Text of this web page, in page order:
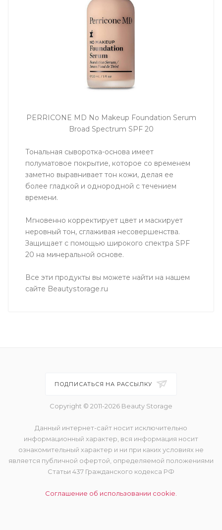
PERRICONE MD No Makeup Foundation Serum
Broad Spectrum SPF 20
Тональная сыворотка-основа имеет
полуматовое покрытие, которое со временем
заметно выравнивает тон кожи, делая ее
более гладкой и однородной с течением
времени.
Мгновенно корректирует цвет и маскирует
неровный тон, сглаживая несовершенства.
Защищает с помощью широкого спектра SPF
20 на минеральной основе.
Все эти продукты вы можете найти на нашем
сайте Beautystorage.ru
ПОДПИСАТЬСЯ НА РАССЫЛКУ
Copyright © 2011-2026 Beauty Storage
Данный интернет-сайт носит исключительно
информационный характер, вся информация носит
ознакомительный характер и ни при каких условиях не
является публичной офертой, определяемой положениями
Статьи 437 Гражданского кодекса РФ
Соглашение об использовании cookie.